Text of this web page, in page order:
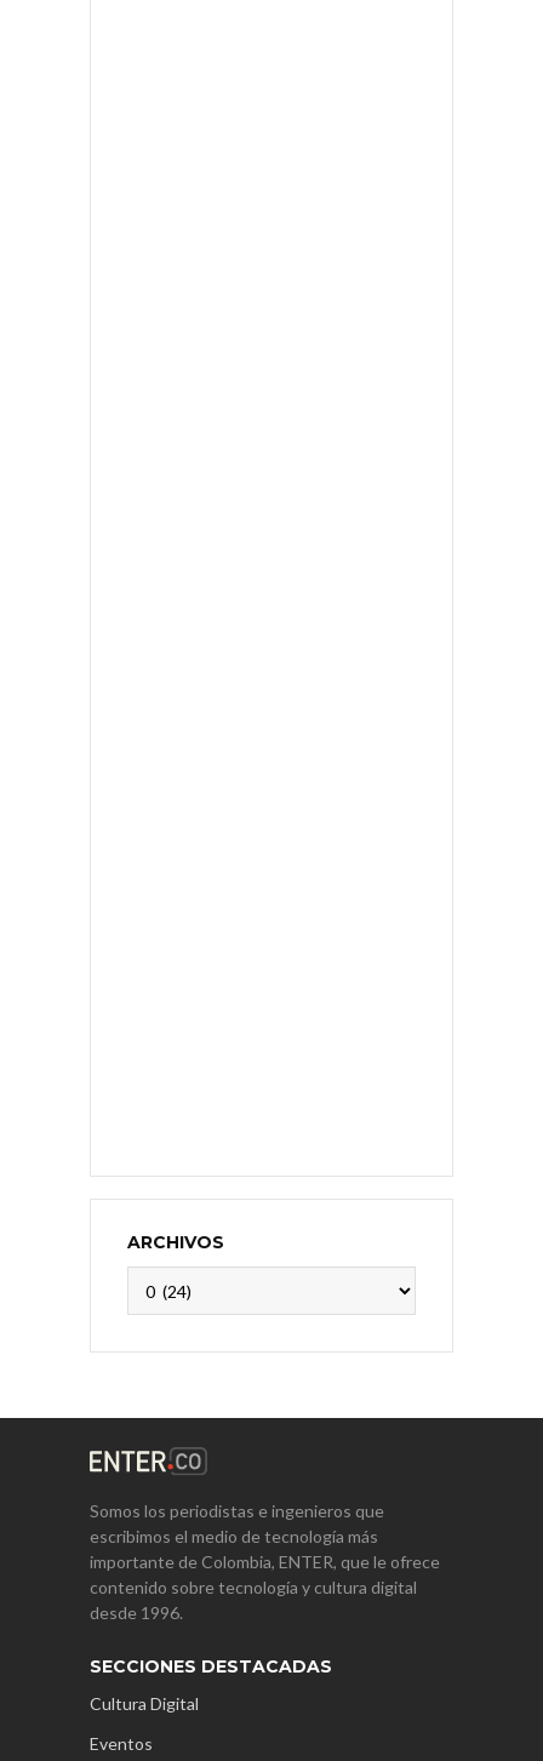
ARCHIVOS
Somos los periodistas e ingenieros que
escribimos el medio de tecnología más
importante de Colombia, ENTER, que le ofrece
contenido sobre tecnología y cultura digital
desde 1996.
SECCIONES DESTACADAS
Cultura Digital
Eventos